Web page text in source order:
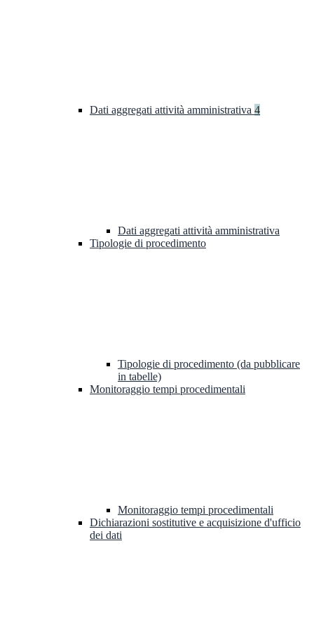
Dati aggregati attività amministrativa 4
Dati aggregati attività amministrativa
Tipologie di procedimento
Tipologie di procedimento (da pubblicare
in tabelle)
Monitoraggio tempi procedimentali
Monitoraggio tempi procedimentali
Dichiarazioni sostitutive e acquisizione d'ufficio
dei dati